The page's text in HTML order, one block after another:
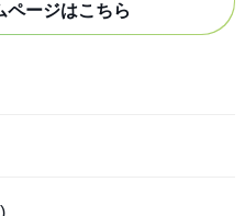
ページはこちら